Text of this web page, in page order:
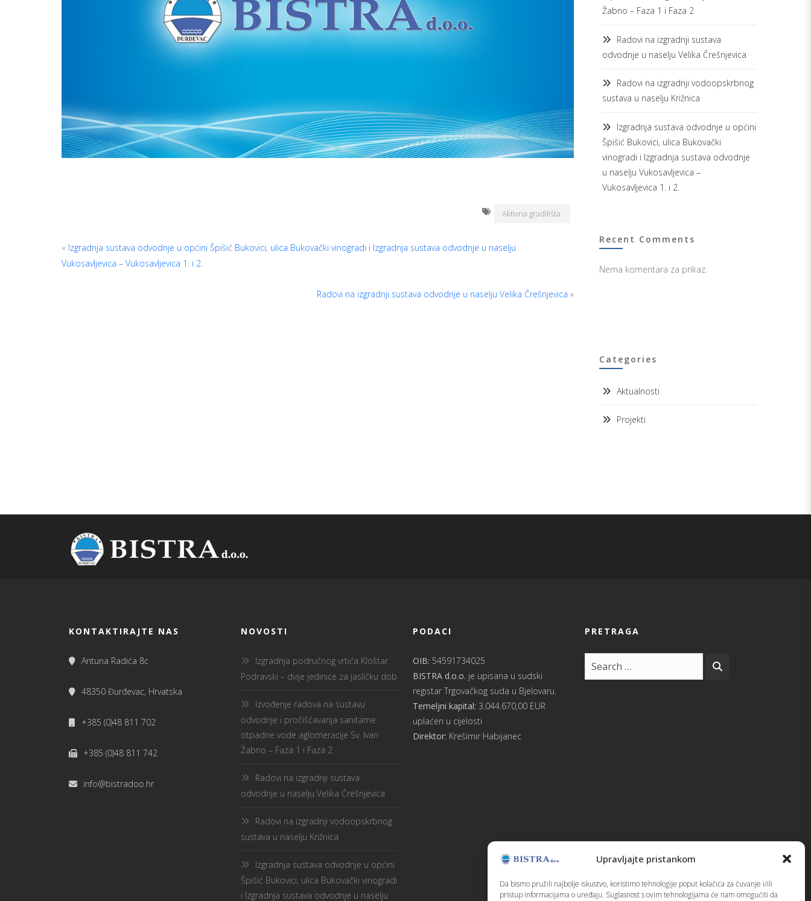
Upravljajte pristankom
Da bismo pružili najbolje iskustvo, koristimo tehnologije poput kolačića za čuvanje i/ili
pristup informacijama o uređaju. Suglasnost s ovim tehnologijama će nam omogućiti da
Aktivna gradilišta
« Izgradnja sustava odvodnje u općini Špišić Bukovici, ulica Bukovački vinogradi i Izgradnja sustava odvodnje u naselju
Vukosavljevica – Vukosavljevica 1. i 2.
Radovi na izgradnji sustava odvodnje u naselju Velika Črešnjevica »
Žabno – Faza 1 i Faza 2
Radovi na izgradnji sustava
odvodnje u naselju Velika Črešnjevica
Radovi na izgradnji vodoopskrbnog
sustava u naselju Križnica
Izgradnja sustava odvodnje u općini
Špišić Bukovici, ulica Bukovački
vinogradi i Izgradnja sustava odvodnje
u naselju Vukosavljevica –
Vukosavljevica 1. i 2.
Recent Comments
Nema komentara za prikaz.
Categories
Aktualnosti
Projekti
KONTAKTIRAJTE NAS
Antuna Radića 8c
48350 Đurđevac, Hrvatska
+385 (0)48 811 702
+385 (0)48 811 742
info@bistradoo.hr
NOVOSTI
Izgradnja područnog vrtića Kloštar
Podravski – dvije jedinice za jasličku dob
Izvođenje radova na sustavu
odvodnje i pročišćavanja sanitarne
otpadne vode aglomeracije Sv. Ivan
Žabno – Faza 1 i Faza 2
Radovi na izgradnji sustava
odvodnje u naselju Velika Črešnjevica
Radovi na izgradnji vodoopskrbnog
sustava u naselju Križnica
Izgradnja sustava odvodnje u općini
Špišić Bukovici, ulica Bukovački vinogradi
i Izgradnja sustava odvodnje u naselju
PODACI
OIB: 54591734025
BISTRA d.o.o. je upisana u sudski
registar Trgovačkog suda u Bjelovaru.
Temeljni kapital: 3.044.670,00 EUR
uplaćen u cijelosti
Direktor: Krešimir Habijanec
PRETRAGA